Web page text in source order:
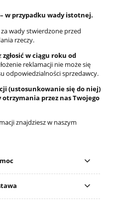
w przypadku wady istotnej.
wady stwierdzone przed
rzeczy.
zgłosić w ciągu roku od
reklamacji nie może się
odpowiedzialności sprzedawcy.
(ustosunkowanie się do niej)
przez nas Twojego
znajdziesz w naszym